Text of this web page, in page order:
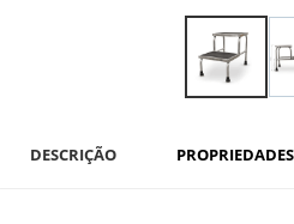
DESCRIÇÃO PROPRIEDADES